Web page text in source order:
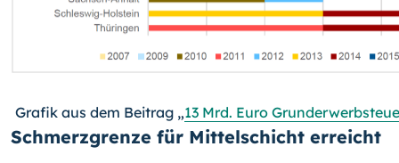
Grafik aus dem Beitrag „13 Mrd. Euro
Schmerzgrenze für Mittelschicht erreicht